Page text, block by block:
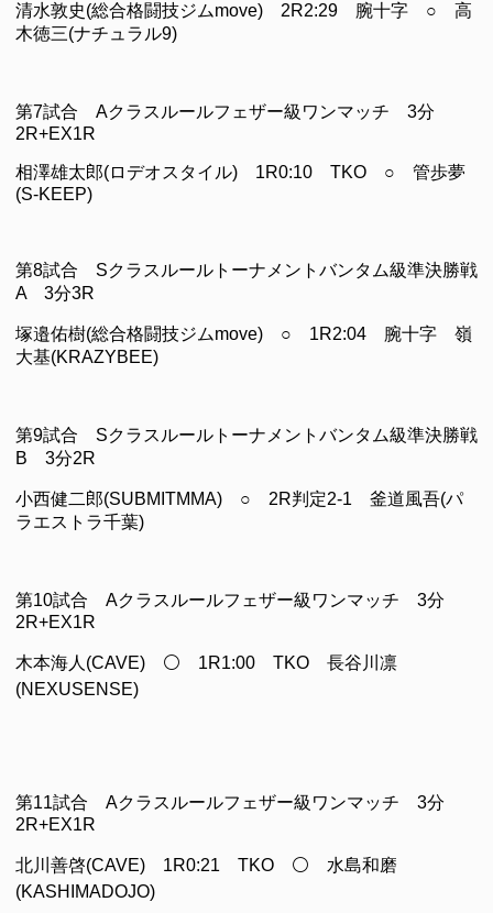
清水敦史(総合格闘技ジムmove) 2R2:29 腕十字 ○ 高
木徳三(ナチュラル9)
第7試合 Aクラスルールフェザー級ワンマッチ 3分
2R+EX1R
相澤雄太郎(ロデオスタイル) 1R0:10 TKO ○ 管歩夢
(S-KEEP)
第8試合 Sクラスルールトーナメントバンタム級準決勝戦
A 3分3R
塚邉佑樹(総合格闘技ジムmove) ○ 1R2:04 腕十字 嶺
大基(KRAZYBEE)
第9試合 Sクラスルールトーナメントバンタム級準決勝戦
B 3分2R
小西健二郎(SUBMITMMA) ○ 2R判定2-1 釜道風吾(パ
ラエストラ千葉)
第10試合 Aクラスルールフェザー級ワンマッチ 3分
2R+EX1R
木本海人(CAVE) ⚪ 1R1:00 TKO 長谷川凛
(NEXUSENSE)
第11試合 Aクラスルールフェザー級ワンマッチ 3分
2R+EX1R
北川善啓(CAVE) 1R0:21 TKO ⚪ 水島和磨
(KASHIMADOJO)